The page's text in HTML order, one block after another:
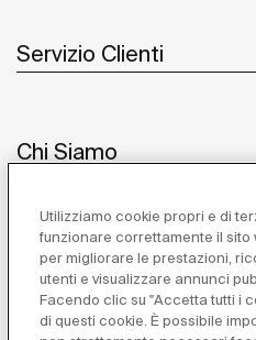
Servizio Clienti
Chi Siamo
Ispirazione
Utilizziamo cookie propri e di
funzionare correttamente il sito
per migliorare le prestazioni,
utenti e visualizzare annunci
Facendo clic su "Accetta tutti i
di questi cookie. È possibile